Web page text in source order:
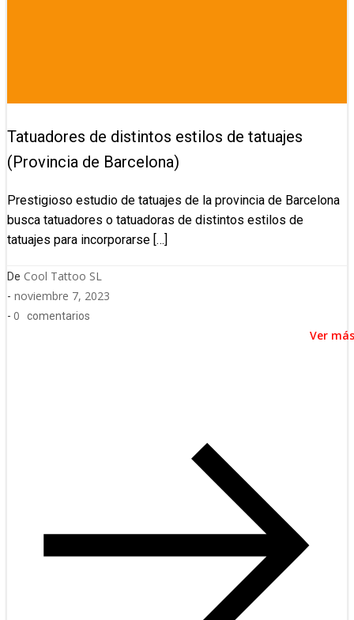
Tatuadores de distintos estilos de tatuajes
(Provincia de Barcelona)
Prestigioso estudio de tatuajes de la provincia de Barcelona
busca tatuadores o tatuadoras de distintos estilos de
tatuajes para incorporarse […]
De Cool Tattoo SL
- noviembre 7, 2023
- 0 comentarios
Ver más